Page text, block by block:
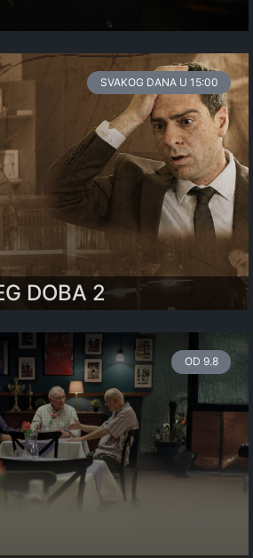
SVAKOG DANA U 15:00
DOBA 2
OD 9.8